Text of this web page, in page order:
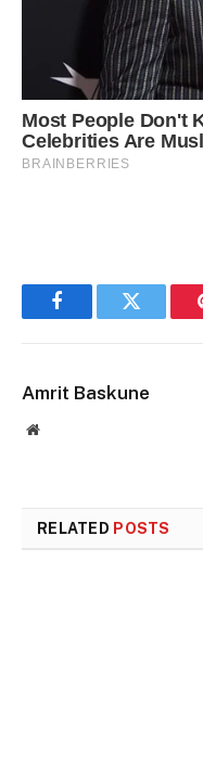
FacebookTwitter
Amrit Baskune
Website
RELATED POSTS